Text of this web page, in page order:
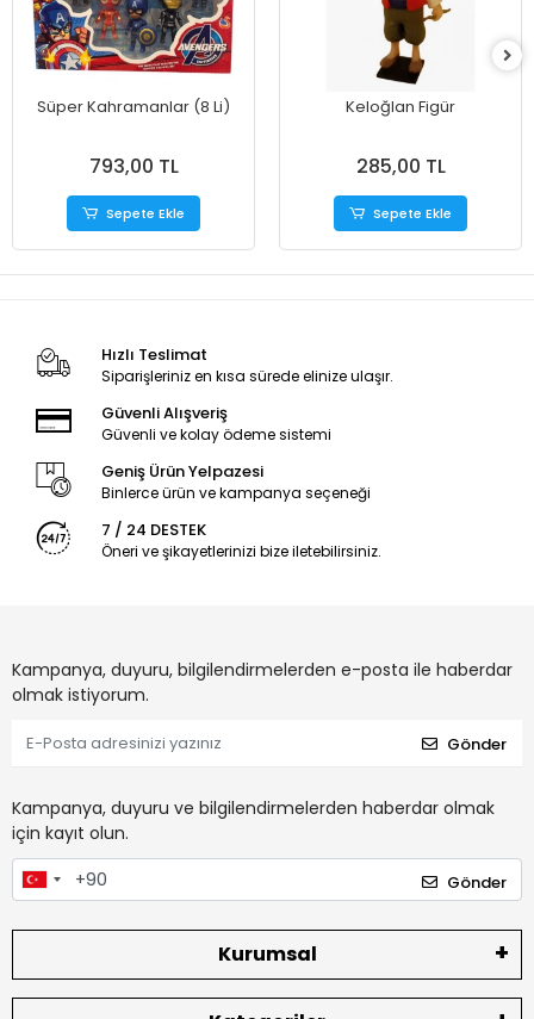
Süper Kahramanlar (8 Li)
793,00 TL
Sepete Ekle
Keloğlan Figür
285,00 TL
Sepete Ekle
Hızlı Teslimat
Siparişleriniz en kısa sürede elinize ulaşır.
Güvenli Alışveriş
Güvenli ve kolay ödeme sistemi
Geniş Ürün Yelpazesi
Binlerce ürün ve kampanya seçeneği
7 / 24 DESTEK
Öneri ve şikayetlerinizi bize iletebilirsiniz.
Kampanya, duyuru, bilgilendirmelerden e-posta ile haberdar
olmak istiyorum.
Gönder
Kampanya, duyuru ve bilgilendirmelerden haberdar olmak
için kayıt olun.
Gönder
Kurumsal